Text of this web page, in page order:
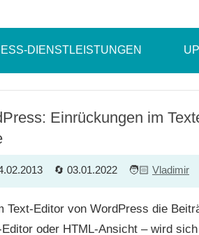
DIENSTLEISTUNGEN
Einrückungen im
03.01.2022 Vladimir
Text-Editor von WordPress die
Editor oder HTML-Ansicht – wird